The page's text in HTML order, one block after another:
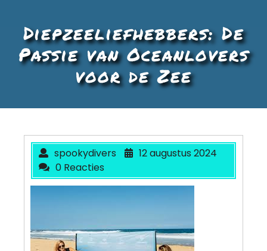
Diepzeeliefhebbers: De
Passie van Oceanlovers
voor de Zee
spookydivers
12 augustus 2024
0 Reacties